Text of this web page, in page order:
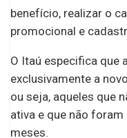
benefício, realizar o
promocional e
O Itaú especifica que
exclusivamente a
ou seja, aqueles que
ativa e que não
meses.